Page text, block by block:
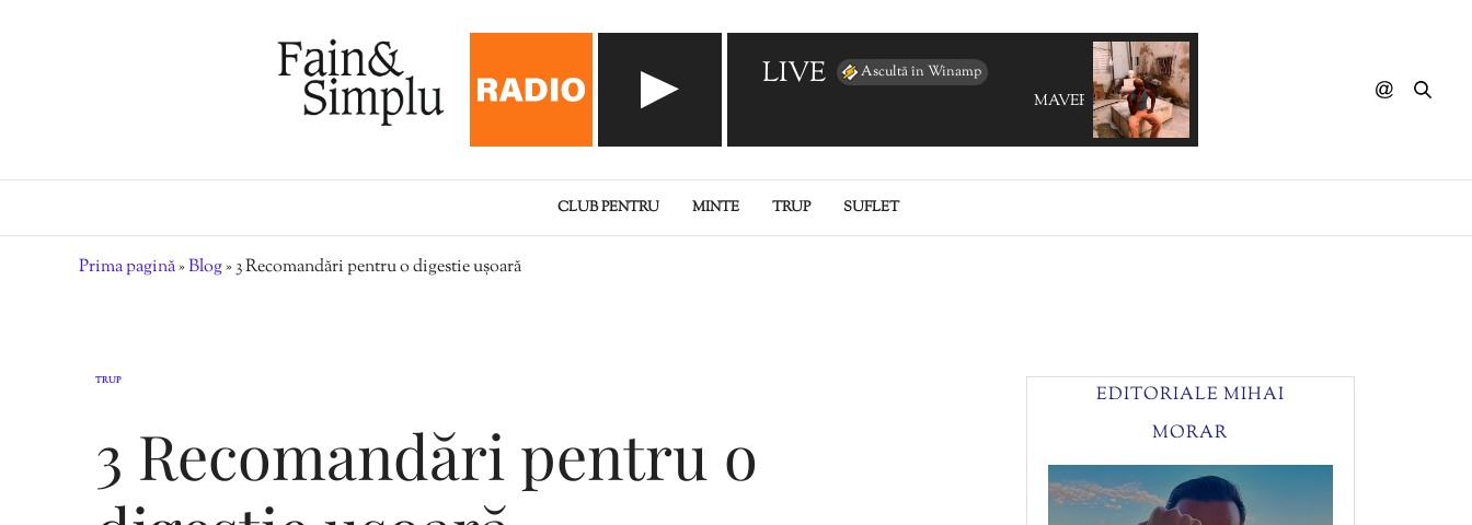
LIVE Ascultă în Winamp
MAVERICKS - Swingin'
CLUB PENTRU MINTE TRUP SUFLET
Prima pagină»Blog»3 Recomandări pentru o digestie ușoară
TRUP
3 Recomandări pentru o
EDITORIALE MIHAI
MORAR